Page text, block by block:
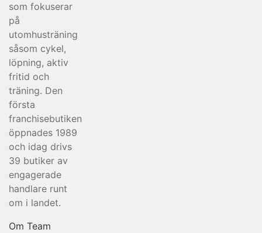
som fokuserar
på
utomhusträning
såsom cykel,
löpning, aktiv
fritid och
träning. Den
första
franchisebutiken
öppnades 1989
och idag drivs
39 butiker av
engagerade
handlare runt
om i landet.
Om Team